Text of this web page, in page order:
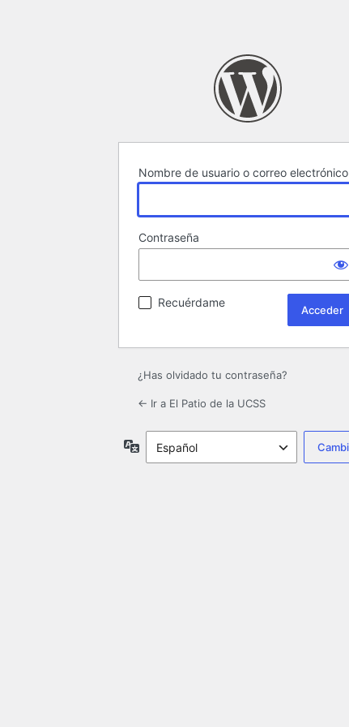
Nombre de usuario o correo electrónico
Contraseña
Recuérdame
¿Has olvidado tu contraseña?
← Ir a El Patio de la UCSS
Idioma